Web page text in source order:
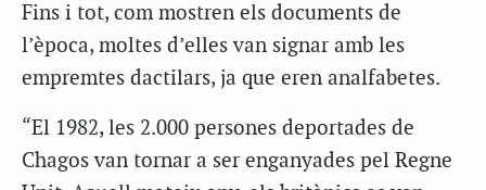
Fins i tot, com mostren els documents de
l’època, moltes d’elles van signar amb les
empremtes dactilars, ja que eren analfabetes.
“El 1982, les 2.000 persones deportades de
Chagos van tornar a ser enganyades pel Regne